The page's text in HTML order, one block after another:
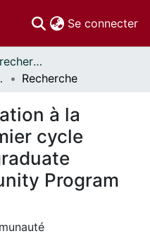
Se connecter
Vice-rectorat à la recherche // Office of the V-P, Research
Program (UROP)
Recherche
à la
cycle
Program